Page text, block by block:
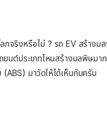
จริงหรือไม่ ? รถ EV สร้างมล
นต์ประเภทไหนสร้างมลพิษมา
มาวัดให้ได้เห็นกันครับ